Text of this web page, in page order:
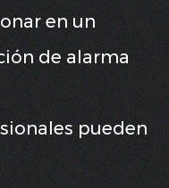
en un
de alarma
pueden